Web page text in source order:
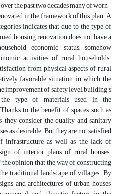
the past two decades many of worn-
in the framework of this plan. A
indicates that due to the type of
housing renovation does not have a
economic status, somehow
activities of rural households.
from physical aspects of rural
favorable situation, in which the
improvement of safety level, building’s
the type of materials used in the
to the benefit of spaces such as
they consider the quality and sanitary
as desirable. But they are not satisfied
as well as the lack of
of interior plans of rural houses.
the opinion that the way of constructing
traditional landscape of villages. By
and architectures of urban houses,